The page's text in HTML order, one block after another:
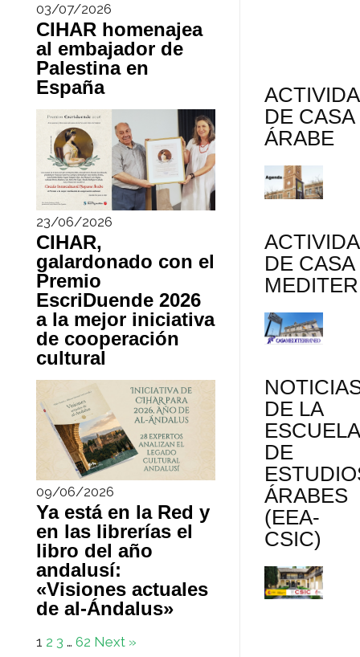
03/07/2026
CIHAR homenajea
al embajador de
Palestina en
España
23/06/2026
CIHAR,
galardonado con el
Premio
EscriDuende 2026
a la mejor iniciativa
de cooperación
cultural
09/06/2026
Ya está en la Red y
en las librerías el
libro del año
andalusí:
«Visiones actuales
de al-Ándalus»
1 2 3 … 62 Next »
DE CASA
ÁRABE
DE CASA
DE LA
ESCUELA
DE
ÁRABES
(EEA-
CSIC)